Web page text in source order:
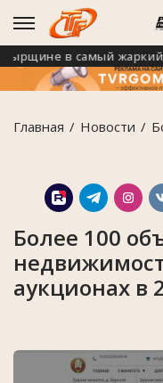
в самый жаркий
Главная Новости
Более 100
аукционах в